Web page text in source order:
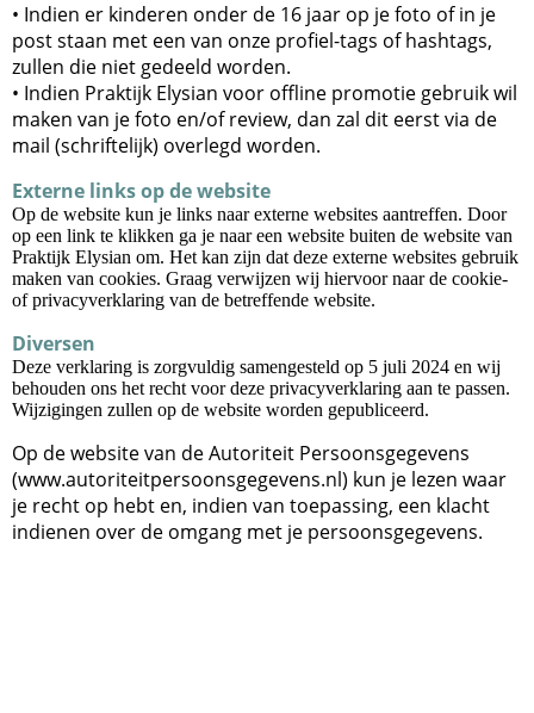
• Indien er kinderen onder de 16 jaar op je foto of in je
post staan met een van onze profiel-tags of hashtags,
zullen die niet gedeeld worden.
• Indien Praktijk Elysian voor offline promotie gebruik wil
maken van je foto en/of review, dan zal dit eerst via de
mail (schriftelijk) overlegd worden.
Externe links op de website
Op de website kun je links naar externe websites aantreffen. Door
op een link te klikken ga je naar een website buiten de website van
Praktijk Elysian om. Het kan zijn dat deze externe websites gebruik
maken van cookies. Graag verwijzen wij hiervoor naar de cookie-
of privacyverklaring van de betreffende website.
Diversen
Deze verklaring is zorgvuldig samengesteld op 5 juli 2024 en wij
behouden ons het recht voor deze privacyverklaring aan te passen.
Wijzigingen zullen op de website worden gepubliceerd.
Op de website van de Autoriteit Persoonsgegevens
(www.autoriteitpersoonsgegevens.nl) kun je lezen waar
je recht op hebt en, indien van toepassing, een klacht
indienen over de omgang met je persoonsgegevens.